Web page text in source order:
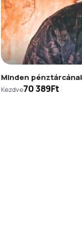
Minden
Kezdve70 389Ft